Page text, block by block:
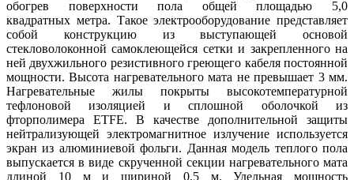
обогрев поверхности пола общей площадью 5,0
квадратных метра. Такое электрооборудование представляет
собой конструкцию из выступающей основой
стекловолоконной самоклеющейся сетки и закрепленного на
ней двухжильного резистивного греющего кабеля постоянной
мощности. Высота нагревательного мата не превышает 3 мм.
Нагревательные жилы покрыты высокотемпературной
тефлоновой изоляцией и сплошной оболочкой из
фторполимера ETFE. В качестве дополнительной защиты
нейтрализующей электромагнитное излучение используется
экран из алюминиевой фольги. Данная модель теплого пола
выпускается в виде скрученной секции нагревательного мата
длиной 10 м и шириной 0,5 м. Удельная мощность